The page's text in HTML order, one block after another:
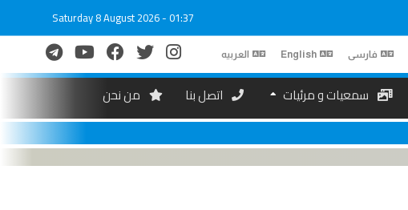
فارسی English العربیه
Saturday 8 August 2026 - 01:37
سمعیات و مرئیات اتصل بنا من نحن